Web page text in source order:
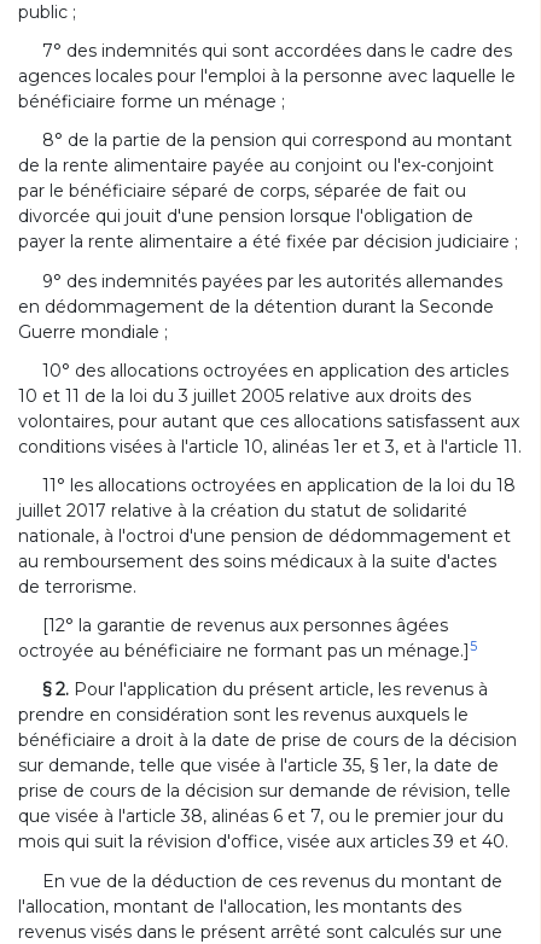
public ;
7° des indemnités qui sont accordées dans le cadre des
agences locales pour l'emploi à la personne avec laquelle le
bénéficiaire forme un ménage ;
8° de la partie de la pension qui correspond au montant
de la rente alimentaire payée au conjoint ou l'ex-conjoint
par le bénéficiaire séparé de corps, séparée de fait ou
divorcée qui jouit d'une pension lorsque l'obligation de
payer la rente alimentaire a été fixée par décision judiciaire ;
9° des indemnités payées par les autorités allemandes
en dédommagement de la détention durant la Seconde
Guerre mondiale ;
10° des allocations octroyées en application des articles
10 et 11 de la loi du 3 juillet 2005 relative aux droits des
volontaires, pour autant que ces allocations satisfassent aux
conditions visées à l'article 10, alinéas 1er et 3, et à l'article 11.
11° les allocations octroyées en application de la loi du 18
juillet 2017 relative à la création du statut de solidarité
nationale, à l'octroi d'une pension de dédommagement et
au remboursement des soins médicaux à la suite d'actes
de terrorisme.
[12° la garantie de revenus aux personnes âgées
octroyée au bénéficiaire ne formant pas un ménage.]5
§ 2. Pour l'application du présent article, les revenus à
prendre en considération sont les revenus auxquels le
bénéficiaire a droit à la date de prise de cours de la décision
sur demande, telle que visée à l'article 35, § 1er, la date de
prise de cours de la décision sur demande de révision, telle
que visée à l'article 38, alinéas 6 et 7, ou le premier jour du
mois qui suit la révision d'office, visée aux articles 39 et 40.
En vue de la déduction de ces revenus du montant de
l'allocation, montant de l'allocation, les montants des
revenus visés dans le présent arrêté sont calculés sur une